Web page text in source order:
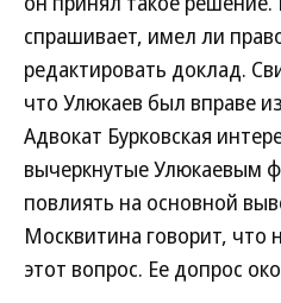
спрашивает, имел ли
редактировать доклад.
что Улюкаев был вправе
Адвокат Бурковская
вычеркнутые Улюкаевым
повлиять на основной
Москвитина говорит, что
этот вопрос. Ее допрос